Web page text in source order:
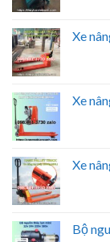
Xe
Xe
Xe
Bộ